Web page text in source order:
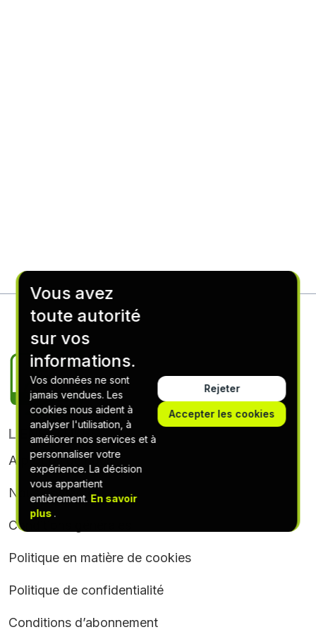
LIENS UTILES
A propos de nous
Nous contacter
Conditions générales
Politique en matière de cookies
Politique de confidentialité
Conditions d’abonnement
Vous avez
toute autorité
sur vos
informations.
Vos données ne sont
jamais vendues. Les
cookies nous aident à
analyser l'utilisation, à
améliorer nos services et à
personnaliser votre
expérience. La décision
vous appartient
entièrement. En savoir
plus .
Rejeter
Accepter les cookies